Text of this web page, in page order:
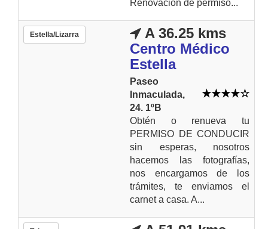
Renovación de permiso...
Estella/Lizarra
A 36.25 kms
Centro Médico
Estella
Paseo
Inmaculada,
24. 1ºB
Obtén o renueva tu
PERMISO DE CONDUCIR
sin esperas, nosotros
hacemos las fotografías,
nos encargamos de los
trámites, te enviamos el
carnet a casa. A...